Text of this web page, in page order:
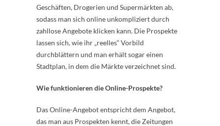
Geschäften, Drogerien und Supermärkten ab,
sodass man sich online unkompliziert durch
zahllose Angebote klicken kann. Die Prospekte
lassen sich, wie ihr „reelles“ Vorbild
durchblättern und man erhält sogar einen
Stadtplan, in dem die Märkte verzeichnet sind.
Wie funktionieren die Online-Prospekte?
Das Online-Angebot entspricht dem Angebot,
das man aus Prospekten kennt, die Zeitungen